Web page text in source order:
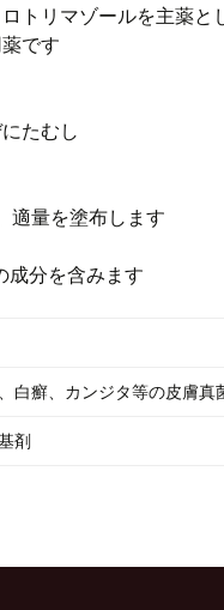
トリマゾールを主薬と
です
たむし
適量を塗布します
成分を含みます
白癬、カンジタ等の皮膚真
剤